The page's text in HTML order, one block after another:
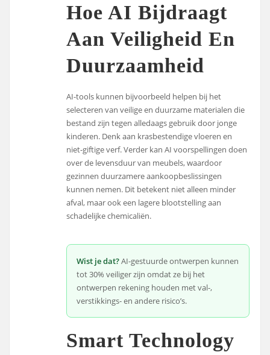
Hoe AI Bijdraagt
Aan Veiligheid En
Duurzaamheid
AI-tools kunnen bijvoorbeeld helpen bij het
selecteren van veilige en duurzame materialen die
bestand zijn tegen alledaags gebruik door jonge
kinderen. Denk aan krasbestendige vloeren en
niet-giftige verf. Verder kan AI voorspellingen doen
over de levensduur van meubels, waardoor
gezinnen duurzamere aankoopbeslissingen
kunnen nemen. Dit betekent niet alleen minder
afval, maar ook een lagere blootstelling aan
schadelijke chemicaliën.
Wist je dat?AI-gestuurde ontwerpen kunnen
tot 30% veiliger zijn omdat ze bij het
ontwerpen rekening houden met val-,
verstikkings- en andere risico’s.
Smart Technology